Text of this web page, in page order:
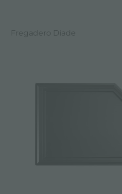
Fregadero Diade